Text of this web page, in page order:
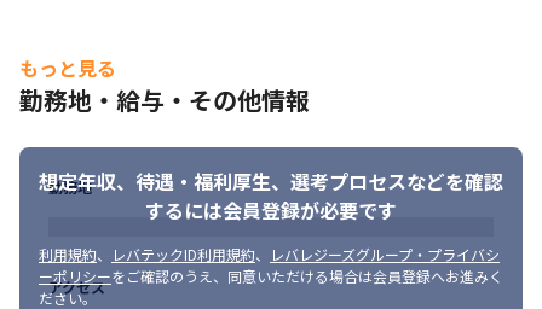
もっと見る
勤務地・給与・その他情報
想定年収、待遇・福利厚生、 選考プロセスなどを確認
するには会員登録が必要です
利用規約、 レバテックID利用規約、
レバレジーズグループ・プライバシ
ーポリシーをご確認のうえ、同意いただける場合は会員登録へお進みく
ださい。
勤務地
アクセス